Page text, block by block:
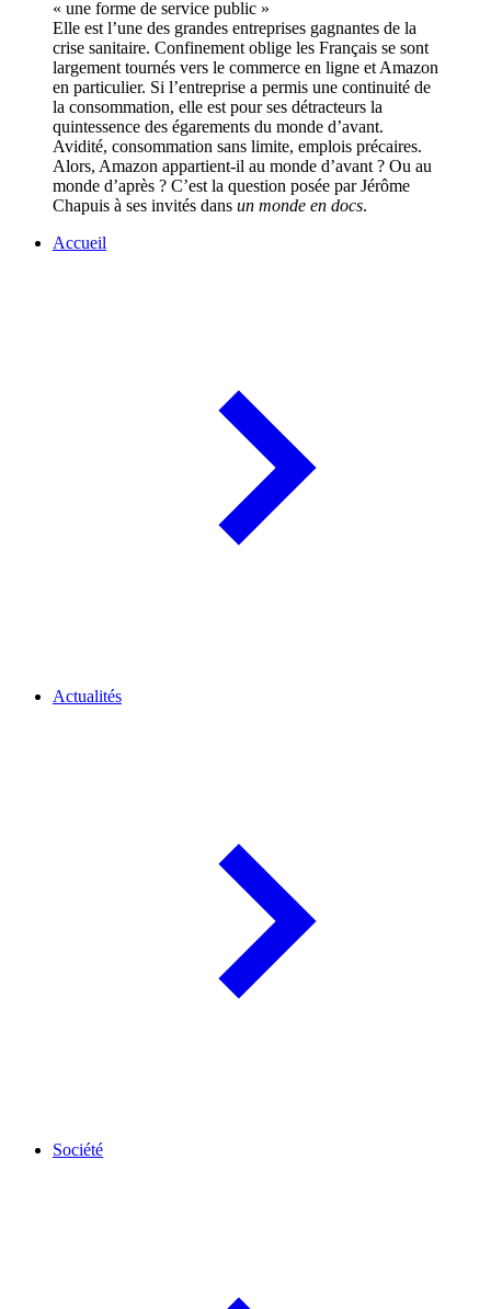
Elle est l’une des grandes entreprises gagnantes de la
crise sanitaire. Confinement oblige les Français se sont
largement tournés vers le commerce en ligne et Amazon
en particulier. Si l’entreprise a permis une continuité de
la consommation, elle est pour ses détracteurs la
quintessence des égarements du monde d’avant.
Avidité, consommation sans limite, emplois précaires.
Alors, Amazon appartient-il au monde d’avant ? Ou au
monde d’après ? C’est la question posée par Jérôme
Chapuis à ses invités dans un monde en docs.
Accueil
Actualités
Société